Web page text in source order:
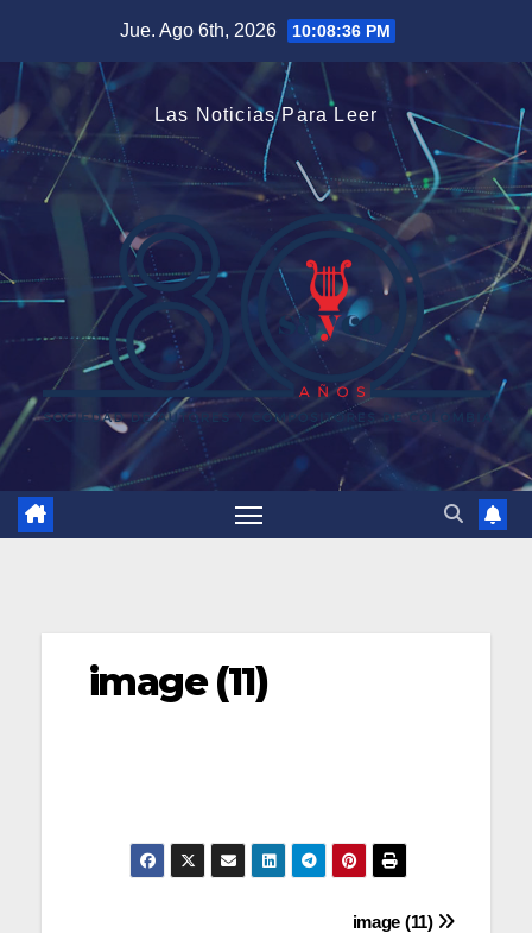
contenido
Jue. Ago 6th, 2026 10:08:36 PM
Las Noticias Para Leer
image (11)
image (11)